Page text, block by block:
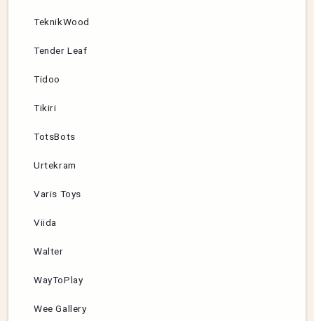
TeknikWood
Tender Leaf
Tidoo
Tikiri
TotsBots
Urtekram
Varis Toys
Viida
Walter
WayToPlay
Wee Gallery